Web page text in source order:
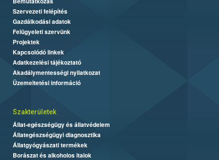
Szervezeti felépítés
Gazdálkodási adatok
Felügyeleti szervünk
Projektek
Kapcsolódó linkek
Adatkezelési tájékoztató
Akadálymentességi nyilatkozat
Üzemeltetési információ
Szakterületek
Állat-egészségügy és állatvédelem
Állategészségügyi diagnosztika
Állatgyógyászati termékek
Borászat és alkoholos italok